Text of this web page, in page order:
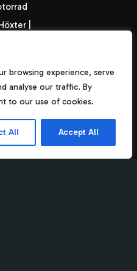
browsing experience, serve
analyse our traffic. By
to our use of cookies.
All Accept All
|
|
|
|